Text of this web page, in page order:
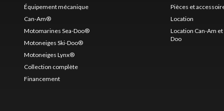
Équipement mécanique
Can-Am®
Motomarines Sea-Doo®
Motoneiges Ski-Doo®
Motoneiges Lynx®
Collection complète
Financement
Pièces et
Location
Location Can-Am et
Doo